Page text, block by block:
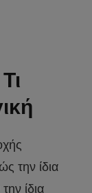
την ίδια
ίδια